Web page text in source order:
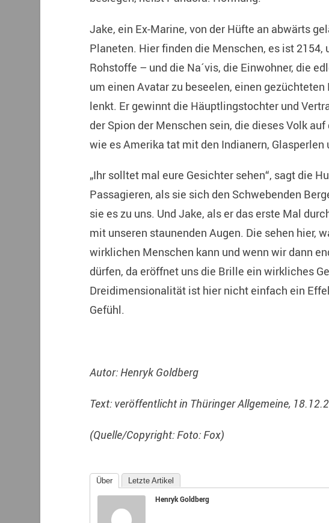
Jake, ein Ex-Marine, von der Hüfte an abwärts
Planeten. Hier finden die Menschen, es ist
Rohstoffe – und die Na´vis, die Einwohner, die
um einen Avatar zu beseelen, einen
lenkt. Er gewinnt die Häuptlingstochter und
der Spion der Menschen sein, die dieses Volk
wie es Amerika tat mit den Indianern, Glasperlen
„Ihr solltet mal eure Gesichter sehen“, sagt die
Passagieren, als sie sich den Schwebenden
sie es zu uns. Und Jake, als er das erste Mal
mit unseren staunenden Augen. Die sehen hier,
wirklichen Menschen kann und wenn wir dann
dürfen, da eröffnet uns die Brille ein wirkliches
Dreidimensionalität ist hier nicht einfach ein
Gefühl.
Autor: Henryk Goldberg
Text: veröffentlicht in Thüringer Allgemeine,
(Quelle/Copyright: Foto: Fox)
Über Letzte Artikel
Henryk Goldberg